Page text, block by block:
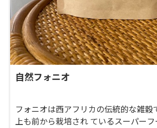
自然フォニオ
フォニオは西アフリカの伝統的な雑
上も前から栽培され ているスーパー